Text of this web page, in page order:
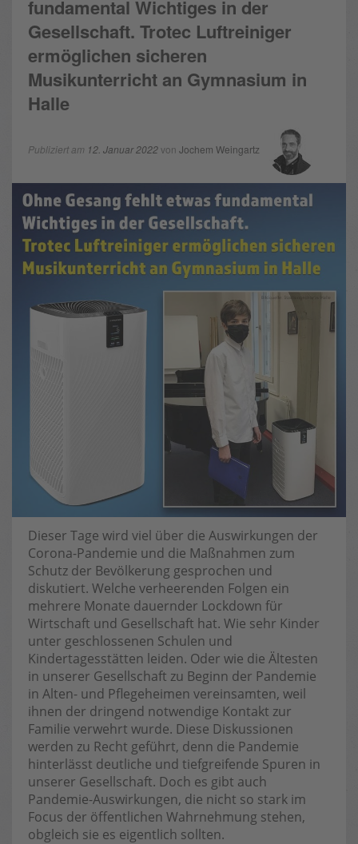
fundamental Wichtiges in der
Gesellschaft. Trotec Luftreiniger
ermöglichen sicheren
Musikunterricht an Gymnasium in
Halle
Publiziert am 12. Januar 2022von Jochem Weingartz
Dieser Tage wird viel über die Auswirkungen der
Corona-Pandemie und die Maßnahmen zum
Schutz der Bevölkerung gesprochen und
diskutiert. Welche verheerenden Folgen ein
mehrere Monate dauernder Lockdown für
Wirtschaft und Gesellschaft hat. Wie sehr Kinder
unter geschlossenen Schulen und
Kindertagesstätten leiden. Oder wie die Ältesten
in unserer Gesellschaft zu Beginn der Pandemie
in Alten- und Pflegeheimen vereinsamten, weil
ihnen der dringend notwendige Kontakt zur
Familie verwehrt wurde. Diese Diskussionen
werden zu Recht geführt, denn die Pandemie
hinterlässt deutliche und tiefgreifende Spuren in
unserer Gesellschaft. Doch es gibt auch
Pandemie-Auswirkungen, die nicht so stark im
Focus der öffentlichen Wahrnehmung stehen,
obgleich sie es eigentlich sollten.